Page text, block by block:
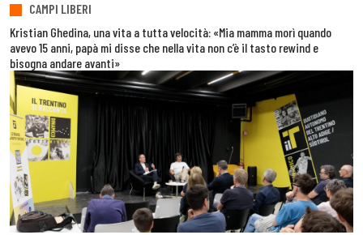
CAMPI LIBERI
Kristian Ghedina, una vita a tutta velocità: «Mia mamma morì quando
avevo 15 anni, papà mi disse che nella vita non c’è il tasto rewind e
bisogna andare avanti»